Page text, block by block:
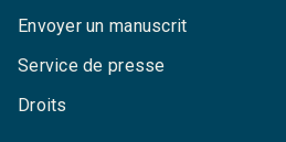
Envoyer un manuscrit
Service de presse
Droits